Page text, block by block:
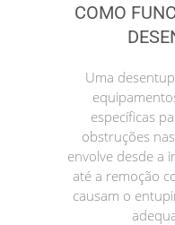
COMO
Uma
específicas
obstruções
envolve desde a
até a remoção
causam o